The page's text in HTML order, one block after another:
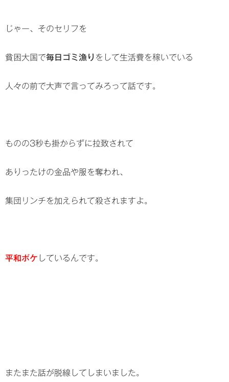
じゃー、そのセリフを
貧困大国で毎日ゴミ漁り をして生活費を稼いでいる
人々の前で大声で言ってみろって話です。
ものの3秒も掛からずに拉致されて
ありったけの金品や服を奪われ、
集団リンチを加えられて殺されますよ。
平和ボケ しているんです。
またまた話が脱線してしまいました。